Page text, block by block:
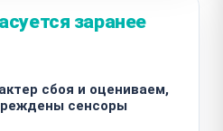
заранее
сбоя и оцениваем,
сенсоры